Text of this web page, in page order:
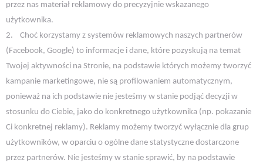
przez nas materiał reklamowy do precyzyjnie wskazanego
użytkownika.
2.
Choć korzystamy z systemów reklamowych naszych partnerów
(Facebook, Google) to informacje i dane, które pozyskują na temat
Twojej aktywności na Stronie, na podstawie których możemy tworzyć
kampanie marketingowe, nie są profilowaniem automatycznym,
ponieważ na ich podstawie nie jesteśmy w stanie podjąć decyzji w
stosunku do Ciebie, jako do konkretnego użytkownika (np. pokazanie
Ci konkretnej reklamy). Reklamy możemy tworzyć wyłącznie dla grup
użytkowników, w oparciu o ogólne dane statystyczne dostarczone
przez partnerów. Nie jesteśmy w stanie sprawić, by na podstawie